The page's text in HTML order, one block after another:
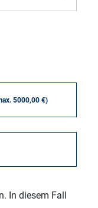
5000,00 €)
In diesem Fall